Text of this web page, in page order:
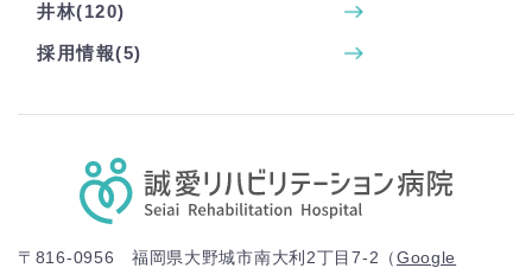
井林(120)
採用情報(5)
〒816-0956 福岡県大野城市南大利2丁目7-2（Google